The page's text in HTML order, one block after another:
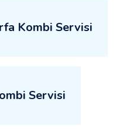
Kombi Servisi
Servisi